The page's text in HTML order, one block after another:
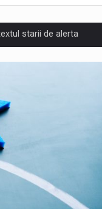
starii de alerta
ambalajele pot risca
SCENE